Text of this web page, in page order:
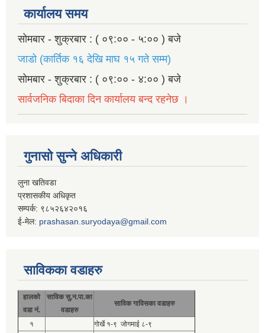
कार्यालय समय
सोमबार - शुक्रबार : ( ०९:०० - ५:०० ) बजे
जाडो (कार्तिक १६ देखि माघ १५ गते सम्म)
सोमबार - शुक्रबार : ( ०९:०० - ४:०० ) बजे
सार्वजनिक बिदाका दिन कार्यालय बन्द रहनेछ ।
गुनासो सुन्ने अधिकारी
लुना खतिवडा
प्रशासकीय अधिकृत
सम्पर्क: ९८५२६४२०१६
ई-मेल: prashasan.suryodaya@gmail.com
साविकका वडाहरु
हालको
वडा नं.
साविक सु.न.पा.का
वडाहरु
साविक गाविसका वडाहरु
१ गोर्खे १-९ जोगमाई ८-९